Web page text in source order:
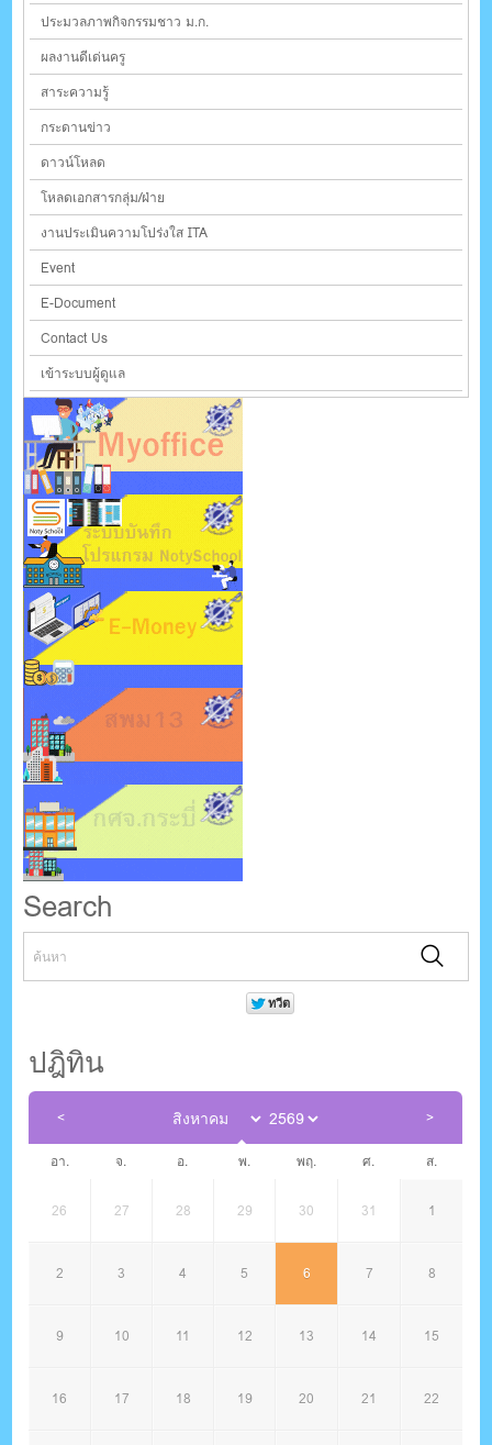
ประมวลภาพกิจกรรมชาว ม.ก.
ผลงานดีเด่นครู
สาระความรู้
กระดานข่าว
ดาวน์โหลด
โหลดเอกสารกลุ่ม/ฝ่าย
งานประเมินความโปร่งใส ITA
Event
E-Document
Contact Us
เข้าระบบผู้ดูแล
Search
ปฎิทิน
อา. จ. อ. พ. พฤ. ศ. ส.
26 27 28 29 30 31 1
2 3 4 5 6 7 8
9 10 11 12 13 14 15
16 17 18 19 20 21 22